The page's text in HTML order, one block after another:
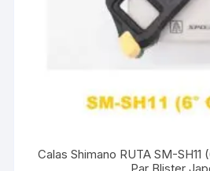
Calas Shimano RUTA SM-SH11